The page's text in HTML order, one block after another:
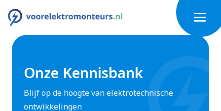
Onze Kennisbank
Blijf op de hoogte van elektrotechnische
ontwikkelingen